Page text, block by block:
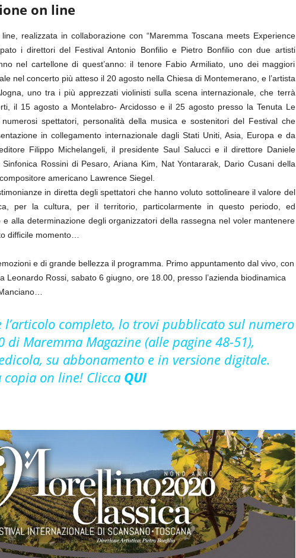
on line
realizzata in collaborazione con “Maremma Toscana meets Experience
i direttori del Festival Antonio Bonfilio e Pietro Bonfilio con due artisti
nel cartellone di quest’anno: il tenore Fabio Armiliato, uno dei maggiori
nel concerto più atteso il 20 agosto nella Chiesa di Montemerano, e l’artista
uno tra i più apprezzati violinisti sulla scena internazionale, che terrà
il 15 agosto a Montelabro- Arcidosso e il 25 agosto presso la Tenuta Le
spettatori, personalità della musica e sostenitori del Festival che
in collegamento internazionale dagli Stati Uniti, Asia, Europa e da
Filippo Michelangeli, il presidente Saul Salucci e il direttore Daniele
Sinfonica Rossini di Pesaro, Ariana Kim, Nat Yontararak, Dario Cusani della
americano Lawrence Siegel.
in diretta degli spettatori che hanno voluto sottolineare il valore del
per la cultura, per il territorio, particolarmente in questo periodo, ed
e alla determinazione degli organizzatori della rassegna nel voler mantenere
difficile momento…
e di grande bellezza il programma. Primo appuntamento dal vivo, con
Leonardo Rossi, sabato 6 giugno, ore 18.00, presso l’azienda biodinamica
l’articolo completo, lo trovi pubblicato sul numero
di Maremma Magazine (alle pagine 48-51),
su abbonamento e in versione digitale.
on line! Clicca QUI